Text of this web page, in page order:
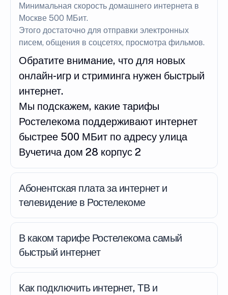
Минимальная скорость домашнего интернета в
Москве 500 МБит.
Этого достаточно для отправки электронных
писем, общения в соцсетях, просмотра фильмов.
Обратите внимание, что для новых
онлайн-игр и стриминга нужен быстрый
интернет.
Мы подскажем, какие тарифы
Ростелекома поддерживают интернет
быстрее 500 МБит по адресу улица
Вучетича дом 28 корпус 2
Абонентская плата за интернет и
телевидение в Ростелекоме
В каком тарифе Ростелекома самый
быстрый интернет
Как подключить интернет, ТВ и